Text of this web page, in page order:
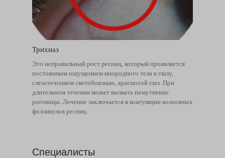
Трихиаз
Это неправильный рост ресниц, который проявляется
постоянным ощущением инородного тела в глазу,
слезотечением светобоязнью, краснотой глаз. При
длительном течении может вызвать помутнение
роговицы. Лечение заключается в коагуляции волосяных
фолликулов ресниц.
Специалисты